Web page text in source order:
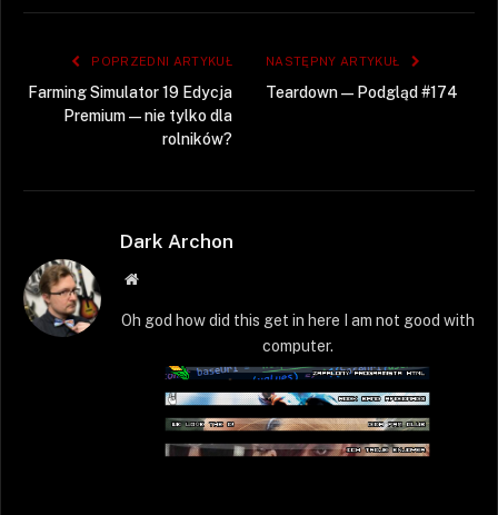
POPRZEDNI ARTYKUŁ
Farming Simulator 19 Edycja
Premium — nie tylko dla
rolników?
NASTĘPNY ARTYKUŁ
Teardown — Podgląd #174
Dark Archon
Strona
Oh god how did this get in here I am not good with
computer.